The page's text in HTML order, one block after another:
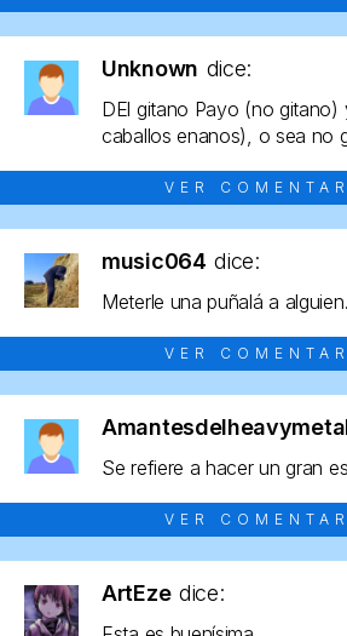
Unknown dice:
DEl gitano Payo (no
caballos enanos), o sea no
VER
music064 dice:
Meterle una puñalá a alguien.
VER
Se refiere a hacer un gran
VER
ArtEze dice: